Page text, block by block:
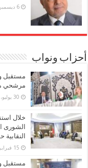
6 ديسمبر، 2025
أحزاب ونواب
مستقبل
مرشحي
30 يوليو، 2025
خلال
الشورى
15 فبراير، 2024
مستقبل